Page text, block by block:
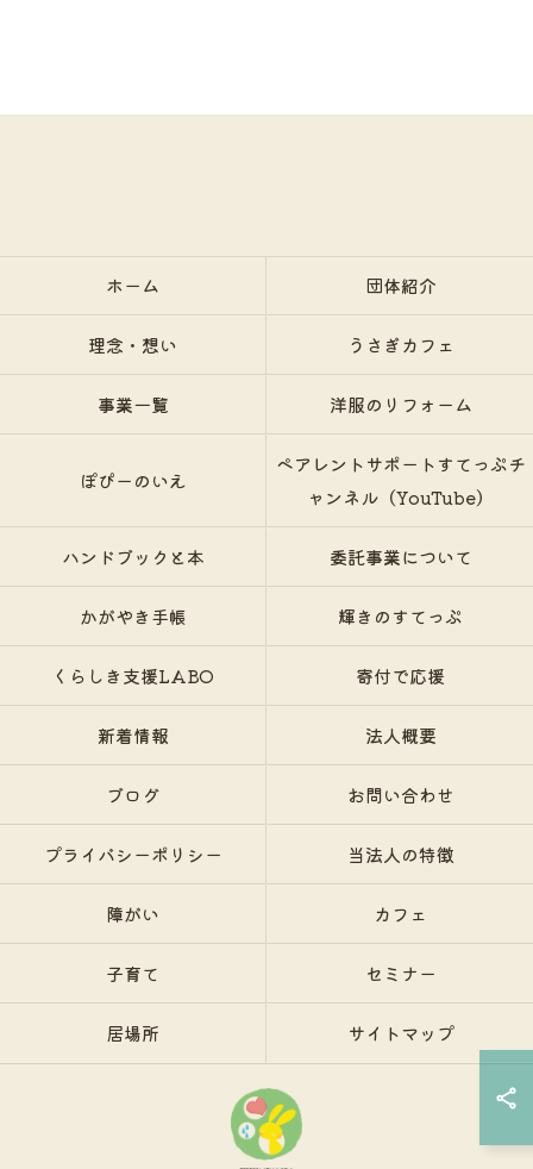
ホーム 団体紹介
理念・想い うさぎカフェ
事業一覧 洋服のリフォーム
ぽぴーのいえ
ペアレントサポートすてっぷチ
ャンネル（YouTube）
ハンドブックと本 委託事業について
かがやき手帳 輝きのすてっぷ
くらしき支援LABO 寄付で応援
新着情報 法人概要
ブログ お問い合わせ
プライバシーポリシー 当法人の特徴
障がい カフェ
子育て セミナー
居場所 サイトマップ